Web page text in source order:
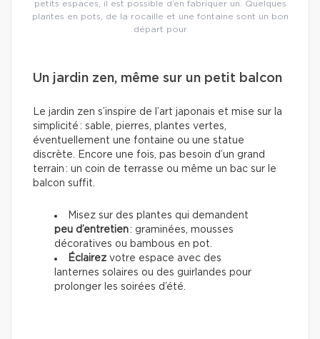
petits espaces, il est possible d’en fabriquer un. Quelques
plantes en pots, de la rocaille et une fontaine sont un bon
départ pour
Un jardin zen, même sur un petit balcon
Le jardin zen s’inspire de l’art japonais et mise sur la
simplicité : sable, pierres, plantes vertes,
éventuellement une fontaine ou une statue
discrète. Encore une fois, pas besoin d’un grand
terrain : un coin de terrasse ou même un bac sur le
balcon suffit.
Misez sur des plantes qui demandent
peu d’entretien: graminées, mousses
décoratives ou bambous en pot.
Éclairez votre espace avec des
lanternes solaires ou des guirlandes pour
prolonger les soirées d’été.